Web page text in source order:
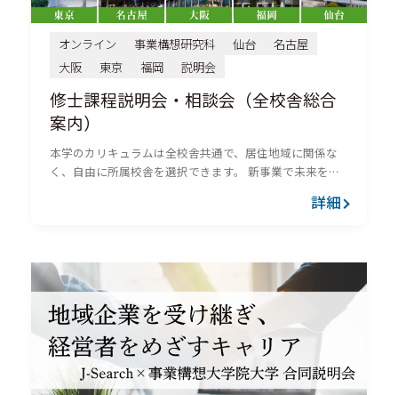
オンライン 事業構想研究科 仙台
名古屋
大阪
東京 福岡 説明会
修士課程説明会・相談会（全校舎総合
案内）
本学のカリキュラムは全校舎共通で、居住地域に関係な
く、自由に所属校舎を選択できます。 新事業で未来を創
相談会を開催しております。本学独自の「事業構想修士
詳細